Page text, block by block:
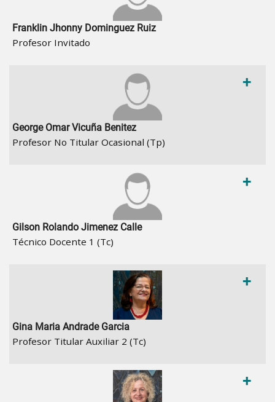
Franklin Jhonny Dominguez Ruiz
Profesor Invitado
George Omar Vicuña Benitez
Profesor No Titular Ocasional (Tp)
+
Gilson Rolando Jimenez Calle
Técnico Docente 1 (Tc)
+
Gina Maria Andrade Garcia
Profesor Titular Auxiliar 2 (Tc)
+
+